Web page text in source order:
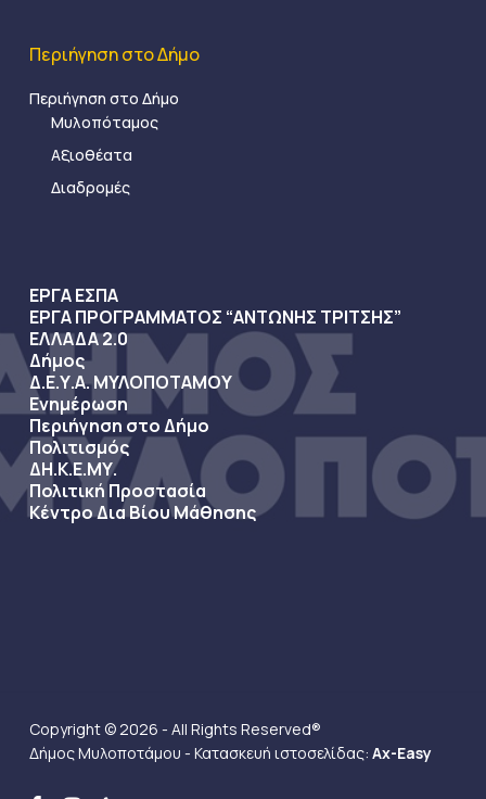
Περιήγηση στο Δήμο
Περιήγηση στο Δήμο
Μυλοπόταμος
Αξιοθέατα
Διαδρομές
ΕΡΓΑ ΕΣΠΑ
ΕΡΓΑ ΠΡΟΓΡΑΜΜΑΤΟΣ “ΑΝΤΩΝΗΣ ΤΡΙΤΣΗΣ”
ΕΛΛΑΔΑ 2.0
Δήμος
Δ.Ε.Υ.Α. ΜΥΛΟΠΟΤΑΜΟΥ
Ενημέρωση
Περιήγηση στο Δήμο
Πολιτισμός
ΔΗ.Κ.Ε.ΜΥ.
Πολιτική Προστασία
Κέντρο Δια Βίου Μάθησης
Copyright © 2026 - All Rights Reserved®
Δήμος Μυλοποτάμου - Κατασκευή ιστοσελίδας: Ax-Easy